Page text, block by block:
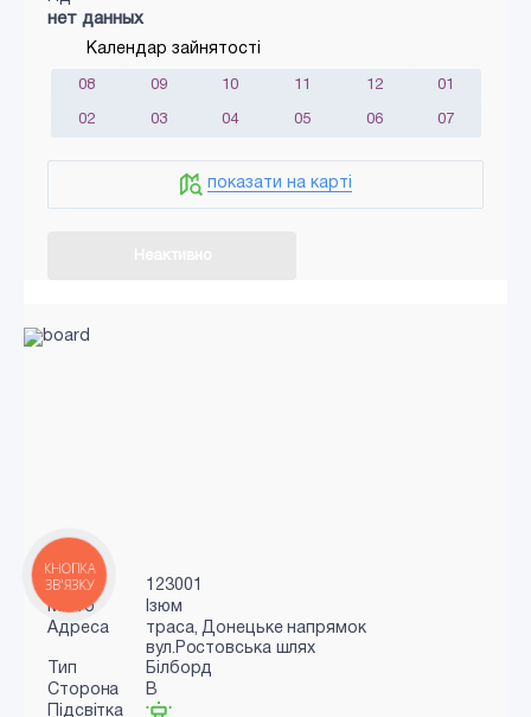
нет данных
Календар зайнятості
08 09 10 11 12 01
02 03 04 05 06 07
показати на карті
Код
123001
Місто
Ізюм
Адреса
траса, Донецьке напрямок
вул.Ростовська шлях
Тип
Білборд
Сторона
B
Підсвітка
КНОПКА
ЗВ'ЯЗКУ